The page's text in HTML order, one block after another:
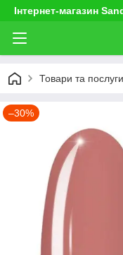
Інтернет-магазин
Товари та послуги
–30%